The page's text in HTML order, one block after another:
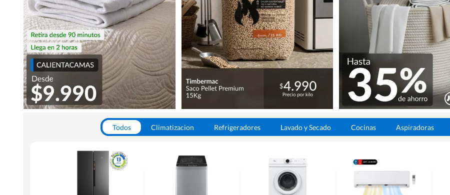
Todos Climatizacion Refrigeradores Lavado y Secado Cocinas Aspiradoras